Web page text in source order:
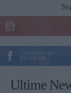
CONDIVIDI SU
FACEBOOK
Ultime